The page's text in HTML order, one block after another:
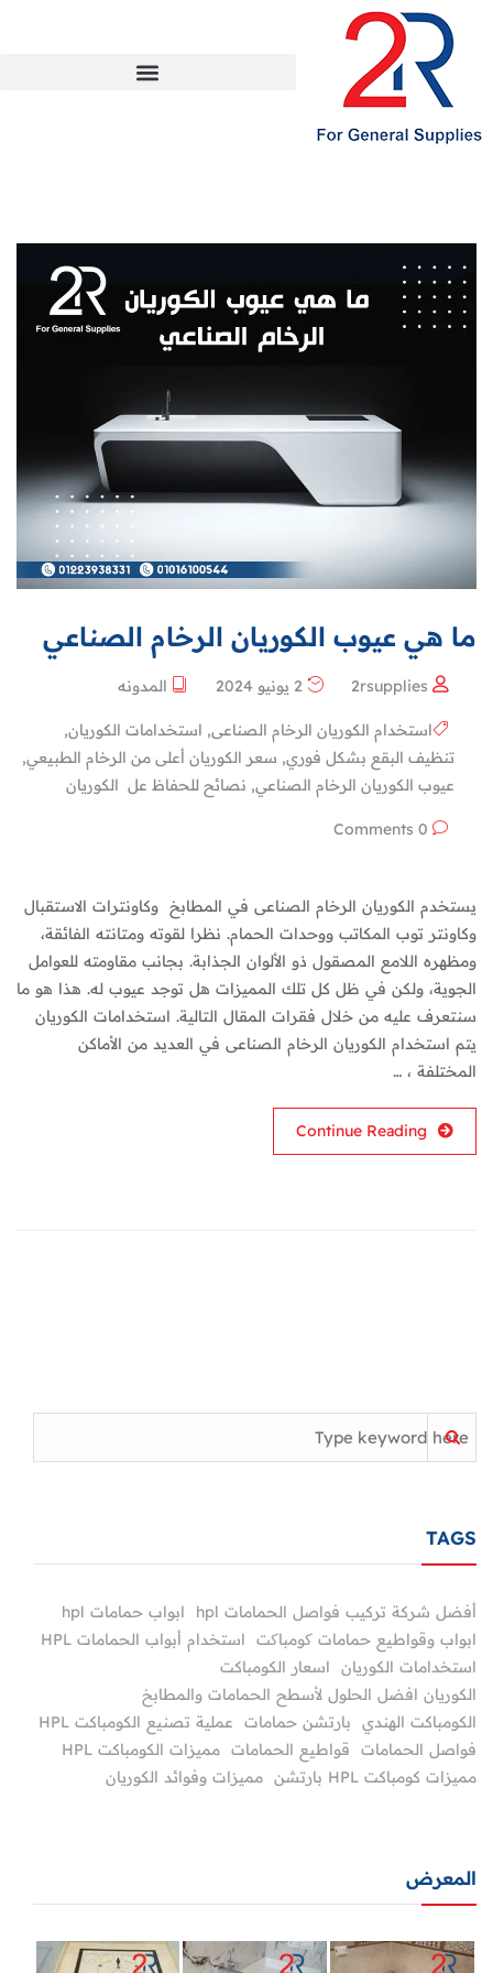
ما هي عيوب الكوريان الرخام الصناعي
2rsupplies المدونه
استخدام الكوريان الرخام الصناعى, استخدامات الكوريان,
تنظيف البقع بشكل فوري, سعر الكوريان أعلى من الرخام الطبيعي,
عيوب الكوريان الرخام الصناعي, نصائح للحفاظ عل الكوريان
يستخدم الكوريان الرخام الصناعى في المطابخ وكاونترات الاستقبال
وكاونتر توب المكاتب ووحدات الحمام. نظرا لقوته ومتانته الفائقة،
ومظهره اللامع المصقول ذو الألوان الجذابة. بجانب مقاومته للعوامل
الجوية، ولكن في ظل كل تلك المميزات هل توجد عيوب له. هذا هو ما
سنتعرف عليه من خلال فقرات المقال التالية. استخدامات الكوريان
يتم استخدام الكوريان الرخام الصناعى في العديد من الأماكن
المختلفة ، …
Continue Reading
TAGS
أفضل شركة تركيب فواصل الحمامات hpl
ابواب حمامات hpl
ابواب وقواطيع حمامات کومباکت
استخدام أبواب الحمامات HPL
استخدامات الكوريان
اسعار الكومباكت
الكوريان افضل الحلول لأسطح الحمامات والمطابخ
الكومباكت الهندي
بارتشن حمامات
عملية تصنيع الكومباكت HPL
فواصل الحمامات
قواطيع الحمامات مميزات الكومباكت HPL
مميزات كومباكت HPL بارتشن
مميزات وفوائد الكوريان
المعرض